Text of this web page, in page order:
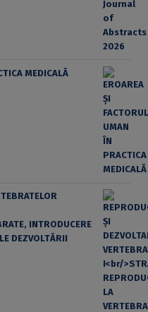
MEDICALĂ
INTRODUCERE
DEZVOLTĂRII